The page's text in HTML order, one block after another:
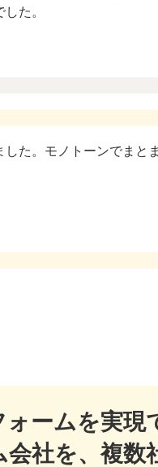
た。
た。モノトーンでまと
ームを実現
社を、複数